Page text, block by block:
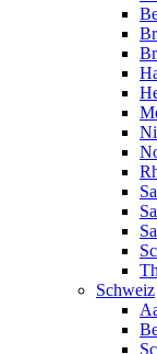
Schweiz